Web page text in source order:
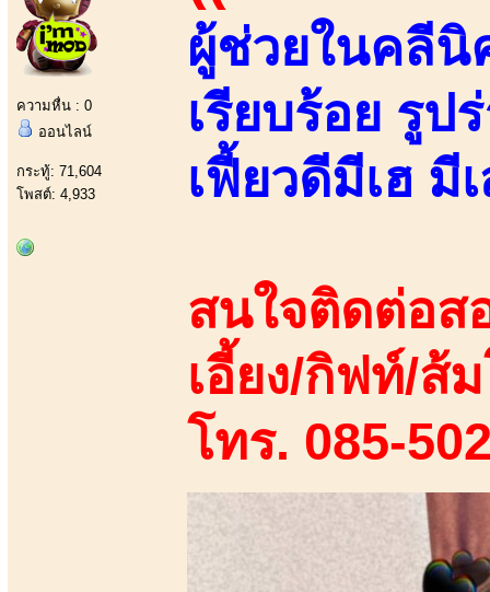
ความหื่น : 0
ออนไลน์
กระทู้: 71,604
โพสต์: 4,933
ผู้ช่วยในคลีนิ
เรียบร้อย รูป
เฟี้ยวดีมีเฮ
สนใจติดต่อส
เอี้ยง/กิฟท์/ส้
โทร. 085-